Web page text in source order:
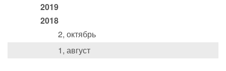
2019
2018
2, октябрь
1, август